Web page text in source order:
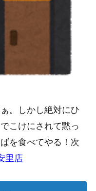
。しかし絶対にひ
こけにされて黙っ
を食べてやる！次
里店